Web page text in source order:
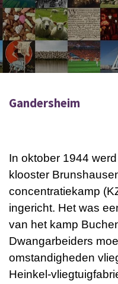
Gandersheim
In oktober 1944
klooster
concentratiekamp
ingericht. Het was
van het kamp
Dwangarbeiders
omstandigheden
Heinkel-